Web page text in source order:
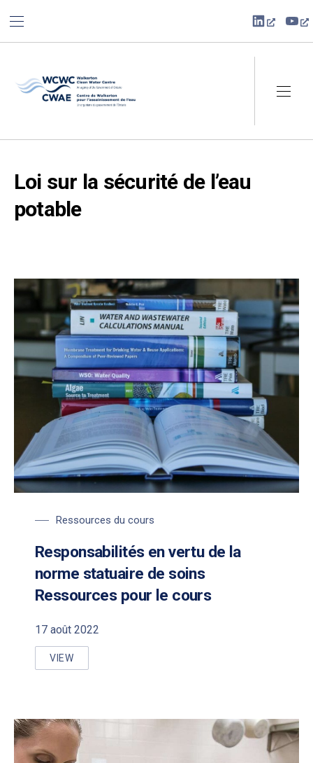
BAR NAVIGATION New
Walkerton Clean Water Centre
Loi sur la sécurité de l’eau
potable
Ressources du cours
Responsabilités en vertu de la
norme statuaire de soins
Ressources pour le cours
17 août 2022
VIEW
RESPONSABILITÉS EN VERTU DE LA NORME